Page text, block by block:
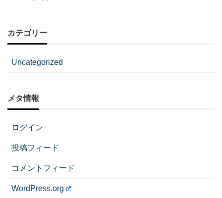
カテゴリー
Uncategorized
メタ情報
ログイン
投稿フィード
コメントフィード
WordPress.org